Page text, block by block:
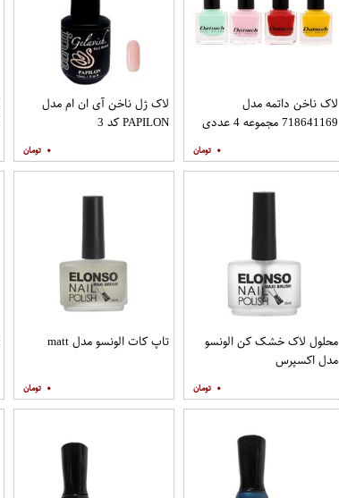
لاک ناخن داتمه مدل
718641169 مجموعه 4 عددی
۰
لاک ژل ناخن آی ان ام مدل
PAPILON کد 3
۰
محلول لاک خشک کن الونسو
مدل اکسپرس
۰
تاپ کات الونسو مدل matt
۰